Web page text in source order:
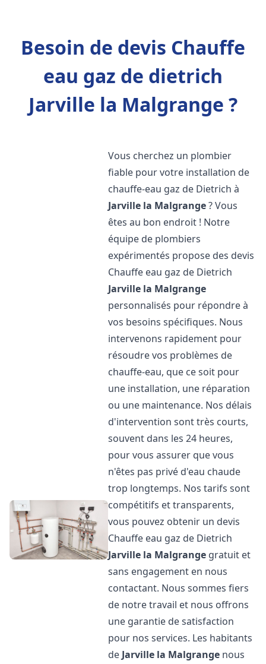
Besoin de devis Chauffe
eau gaz de dietrich
Jarville la Malgrange ?
Vous cherchez un plombier
fiable pour votre installation de
chauffe-eau gaz de Dietrich à
Jarville la Malgrange? Vous
êtes au bon endroit ! Notre
équipe de plombiers
expérimentés propose des devis
Chauffe eau gaz de Dietrich
Jarville la Malgrange
personnalisés pour répondre à
vos besoins spécifiques. Nous
intervenons rapidement pour
résoudre vos problèmes de
chauffe-eau, que ce soit pour
une installation, une réparation
ou une maintenance. Nos délais
d'intervention sont très courts,
souvent dans les 24 heures,
pour vous assurer que vous
n'êtes pas privé d'eau chaude
trop longtemps. Nos tarifs sont
compétitifs et transparents,
vous pouvez obtenir un devis
Chauffe eau gaz de Dietrich
Jarville la Malgrange gratuit et
sans engagement en nous
contactant. Nous sommes fiers
de notre travail et nous offrons
une garantie de satisfaction
pour nos services. Les habitants
de Jarville la Malgrange nous